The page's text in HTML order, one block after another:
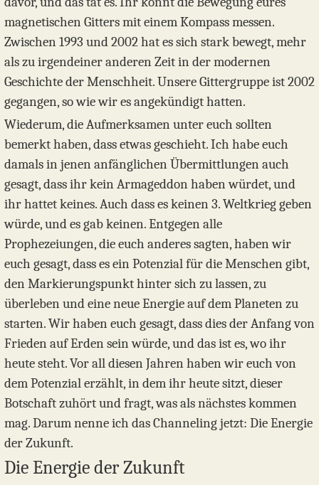
magnetischen Gitters mit einem Kompass messen.
Zwischen 1993 und 2002 hat es sich stark bewegt, mehr
als zu irgendeiner anderen Zeit in der modernen
Geschichte der Menschheit. Unsere Gittergruppe ist 2002
gegangen, so wie wir es angekündigt hatten.
Wiederum, die Aufmerksamen unter euch sollten
bemerkt haben, dass etwas geschieht. Ich habe euch
damals in jenen anfänglichen Übermittlungen auch
gesagt, dass ihr kein Armageddon haben würdet, und
ihr hattet keines. Auch dass es keinen 3. Weltkrieg geben
würde, und es gab keinen. Entgegen alle
Prophezeiungen, die euch anderes sagten, haben wir
euch gesagt, dass es ein Potenzial für die Menschen gibt,
den Markierungspunkt hinter sich zu lassen, zu
überleben und eine neue Energie auf dem Planeten zu
starten. Wir haben euch gesagt, dass dies der Anfang von
Frieden auf Erden sein würde, und das ist es, wo ihr
heute steht. Vor all diesen Jahren haben wir euch von
dem Potenzial erzählt, in dem ihr heute sitzt, dieser
Botschaft zuhört und fragt, was als nächstes kommen
mag. Darum nenne ich das Channeling jetzt: Die Energie
der Zukunft.
Die Energie der Zukunft